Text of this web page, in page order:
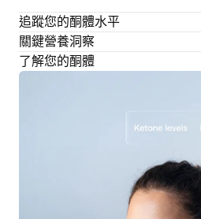
追蹤您的酮體水平
關鍵營養洞察
了解您的酮體